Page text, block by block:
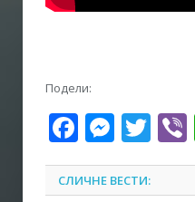
Подели:
СЛИЧНЕ ВЕСТИ: